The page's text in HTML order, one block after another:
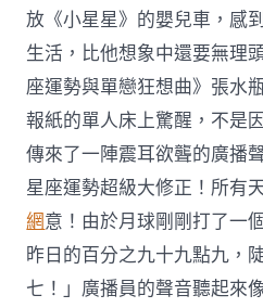
放《小星星》的嬰兒車，感
生活，比他想象中還要無理
座運勢與單戀狂想曲》張水
報紙的單人床上驚醒，不是
傳來了一陣震耳欲聾的廣播
星座運勢超級大修正！所有
網意！由於月球剛剛打了一
昨日的百分之九十九點九，
七！」廣播員的聲音聽起來